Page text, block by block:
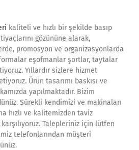
kaliteli ve hızlı bir şekilde basıp
gözününe alarak,
promosyon ve organizasyonlarda
eşofmanlar şortlar, taytalar
Yıllardır sizlere hizmet
Ürün tasarımı baskısı ve
yapılmaktadır. Bizim
Sürekli kendimizi ve makinaları
hızlı ve kalitemizden taviz
Talepleriniz için lütfen
telefonlarından müşteri